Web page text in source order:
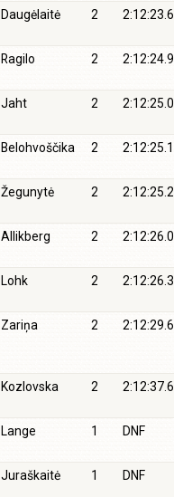
Daugėlaitė 2 2:12:23.6
Ragilo 2 2:12:24.9
Jaht 2 2:12:25.0
Belohvoščika 2 2:12:25.1
Žegunytė 2 2:12:25.2
Allikberg 2 2:12:26.0
Lohk 2 2:12:26.3
Zariņa 2 2:12:29.6
Kozlovska 2 2:12:37.6
Lange 1 DNF
Juraškaitė 1 DNF